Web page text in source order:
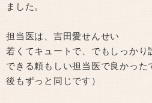
ました。
担当医は、吉田愛せんせい
若くてキュートで、でもしっか
できる頼もしい担当医で良かっ
後もずっと同じです）